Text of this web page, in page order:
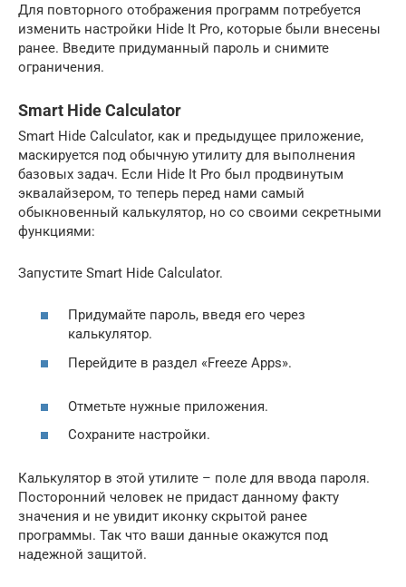
Для повторного отображения программ потребуется
изменить настройки Hide It Pro, которые были внесены
ранее. Введите придуманный пароль и снимите
ограничения.
Smart Hide Calculator
Smart Hide Calculator, как и предыдущее приложение,
маскируется под обычную утилиту для выполнения
базовых задач. Если Hide It Pro был продвинутым
эквалайзером, то теперь перед нами самый
обыкновенный калькулятор, но со своими секретными
функциями:
Запустите Smart Hide Calculator.
Придумайте пароль, введя его через
калькулятор.
Перейдите в раздел «Freeze Apps».
Отметьте нужные приложения.
Сохраните настройки.
Калькулятор в этой утилите – поле для ввода пароля.
Посторонний человек не придаст данному факту
значения и не увидит иконку скрытой ранее
программы. Так что ваши данные окажутся под
надежной защитой.